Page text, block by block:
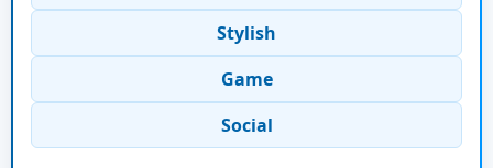
Stylish
Game
Social